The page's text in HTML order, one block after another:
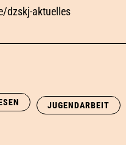
dzskj-aktuelles
JUGENDARBEIT